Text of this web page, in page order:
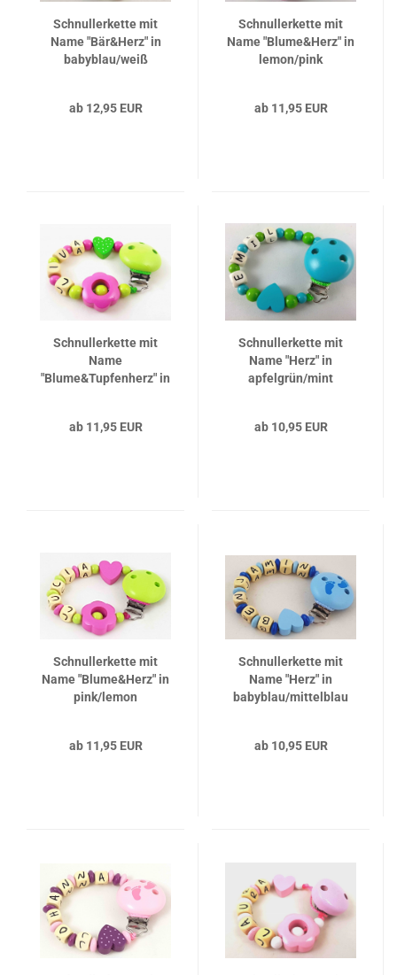
Schnullerkette mit
Name "Bär&Herz" in
babyblau/weiß
ab 12,95 EUR
Schnullerkette mit
Name "Blume&Herz" in
lemon/pink
ab 11,95 EUR
Schnullerkette mit
Name
"Blume&Tupfenherz" in
ab 11,95 EUR
Schnullerkette mit
Name "Herz" in
apfelgrün/mint
ab 10,95 EUR
Schnullerkette mit
Name "Blume&Herz" in
pink/lemon
ab 11,95 EUR
Schnullerkette mit
Name "Herz" in
babyblau/mittelblau
ab 10,95 EUR